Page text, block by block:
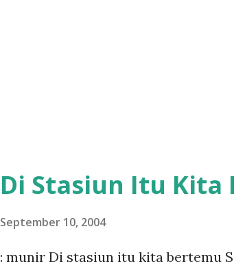
Di Stasiun Itu Kita
September 10, 2004
: munir Di stasiun itu kita bertemu